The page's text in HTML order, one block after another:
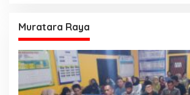
Muratara Raya